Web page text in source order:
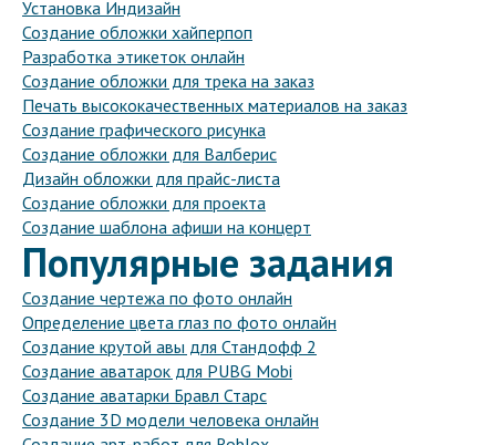
Установка Индизайн
Создание обложки хайперпоп
Разработка этикеток онлайн
Создание обложки для трека на заказ
Печать высококачественных материалов на заказ
Создание графического рисунка
Создание обложки для Валберис
Дизайн обложки для прайс-листа
Создание обложки для проекта
Создание шаблона афиши на концерт
Популярные задания
Создание чертежа по фото онлайн
Определение цвета глаз по фото онлайн
Создание крутой авы для Стандофф 2
Создание аватарок для PUBG Mobi
Создание аватарки Бравл Старс
Создание 3D модели человека онлайн